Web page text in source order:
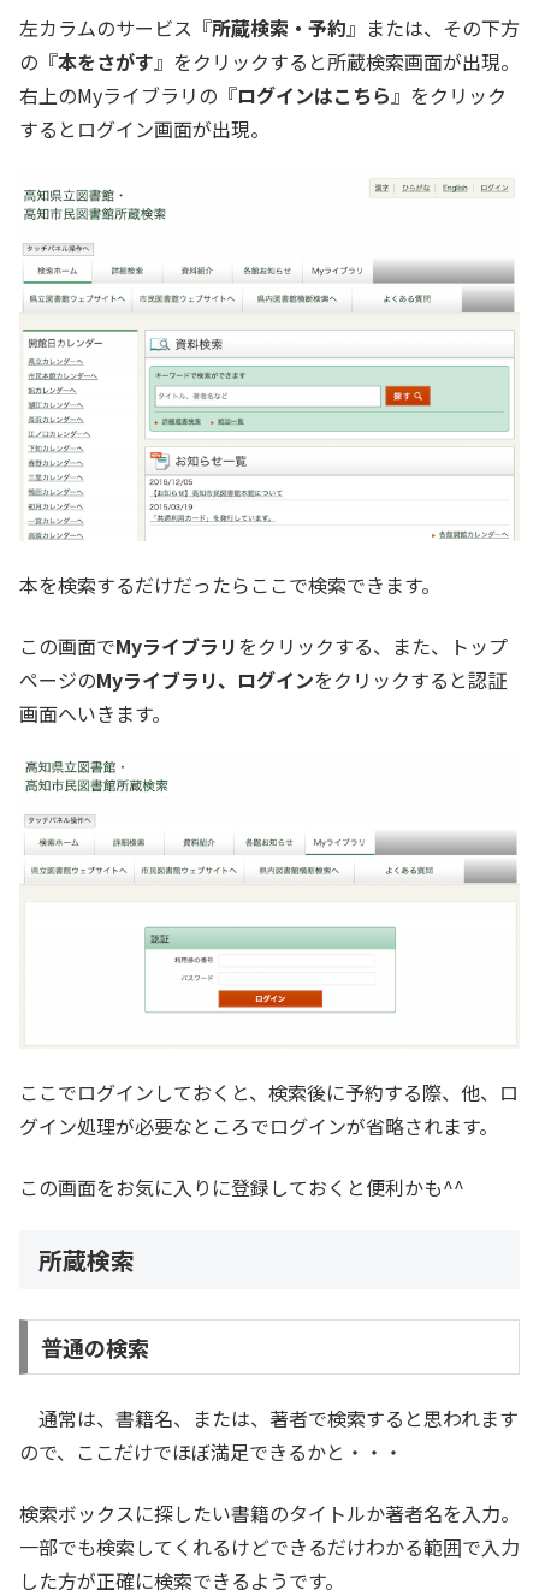
左カラムのサービス『所蔵検索・予約』または、その下方
の『本をさがす』をクリックすると所蔵検索画面が出現。
右上のMyライブラリの『ログインはこちら』をクリック
するとログイン画面が出現。
本を検索するだけだったらここで検索できます。
この画面でMyライブラリをクリックする、また、トップ
ページのMyライブラリ、ログインをクリックすると認証
画面へいきます。
ここでログインしておくと、検索後に予約する際、他、ロ
グイン処理が必要なところでログインが省略されます。
この画面をお気に入りに登録しておくと便利かも^^
所蔵検索
普通の検索
通常は、書籍名、または、著者で検索すると思われます
ので、ここだけでほぼ満足できるかと・・・
検索ボックスに探したい書籍のタイトルか著者名を入力。
一部でも検索してくれるけどできるだけわかる範囲で入力
した方が正確に検索できるようです。